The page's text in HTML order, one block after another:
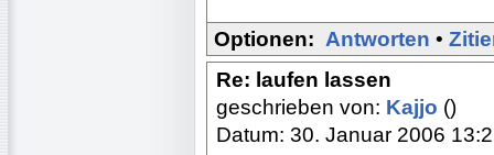
Optionen: Antworten •
Re: laufen lassen
geschrieben von: Kajjo ()
Datum: 30. Januar 2006